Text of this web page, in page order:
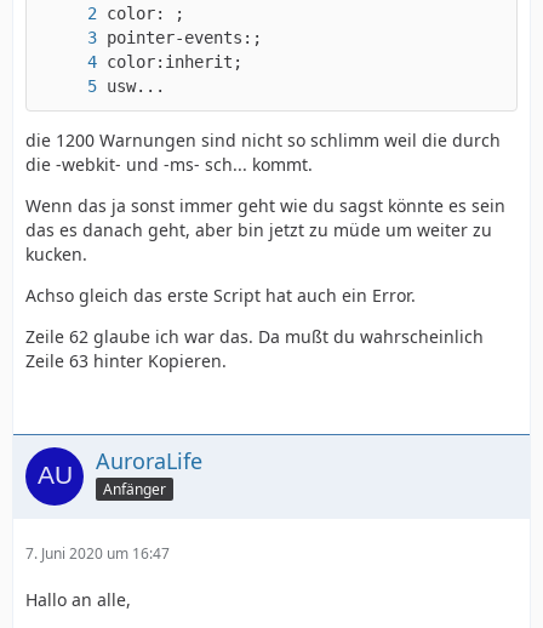
usw...
die 1200 Warnungen sind nicht so schlimm weil die durch
die -webkit- und -ms- sch... kommt.
Wenn das ja sonst immer geht wie du sagst könnte es sein
das es danach geht, aber bin jetzt zu müde um weiter zu
kucken.
Achso gleich das erste Script hat auch ein Error.
Zeile 62 glaube ich war das. Da mußt du wahrscheinlich
Zeile 63 hinter Kopieren.
AuroraLife
Anfänger
7. Juni 2020 um 16:47
Hallo an alle,